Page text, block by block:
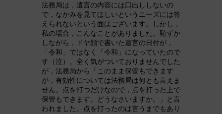
法務局は，遺言の内容には口出ししないの
で，なかみを見てほしいというニーズには答
えられないという面はございます。しかし，
私の場合，こんなことがありました。恥ずか
しながら，ドヤ顔で書いた遺言の日付が，
「令和」ではなく「今和」になっていたので
す（泣）。全く気がついておりませんでした
が，法務局から「このまま保管もできます
が，有効性については法務局は何とも言えま
せん。点を打つだけなので，点を打った上で
保管もできます。どうなさいますか。」と言
われました。点を打ったのは言うまでもあり